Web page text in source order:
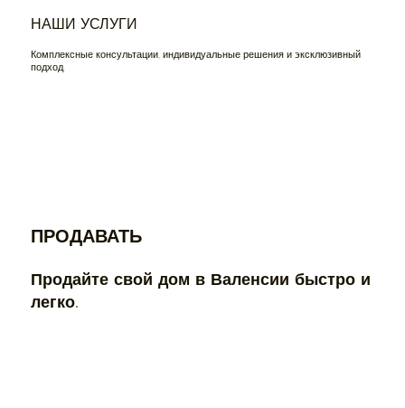
Продайте свой дом в Валенсии быстро и
легко.
ПРОДАВАТЬ
НАШИ УСЛУГИ
Комплексные консультации, индивидуальные решения и эксклюзивный
подход.